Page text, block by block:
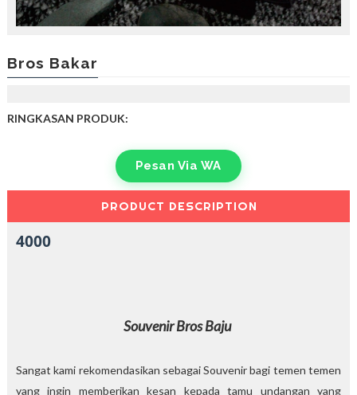
Bros Bakar
RINGKASAN PRODUK:
Pesan Via WA
PRODUCT DESCRIPTION
4000
Souvenir Bros Baju
Sangat kami rekomendasikan sebagai Souvenir bagi temen temen
yang ingin memberikan kesan kepada tamu undangan yang